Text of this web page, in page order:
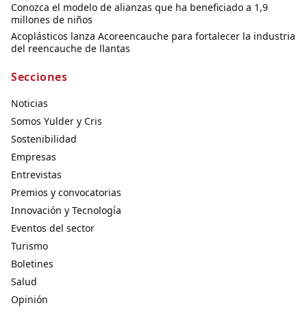
Conozca el modelo de alianzas que ha beneficiado a 1,9
millones de niños
Acoplásticos lanza Acoreencauche para fortalecer la industria
del reencauche de llantas
Secciones
Noticias
Somos Yulder y Cris
Sostenibilidad
Empresas
Entrevistas
Premios y convocatorias
Innovación y Tecnología
Eventos del sector
Turismo
Boletines
Salud
Opinión